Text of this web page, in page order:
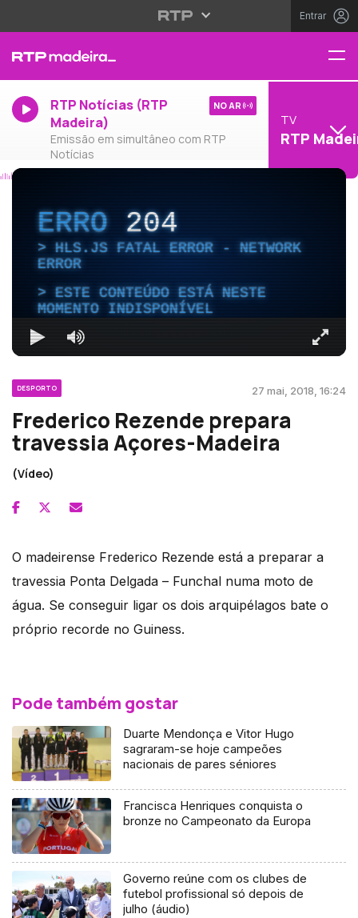
Entrar
RTP Notícias (RTP
Madeira)
Emissão em simultâneo com RTP
Notícias
NO AR
TV
RTP
ERRO204
HLS.JS FATAL ERROR - NETWORK
ERROR
ESTE CONTEÚDO ESTÁ NESTE
MOMENTO INDISPONÍVEL
DESPORTO 27 mai, 2018, 16:24
Frederico Rezende prepara
travessia Açores-Madeira
(Vídeo)
O madeirense Frederico Rezende está a preparar a
travessia Ponta Delgada – Funchal numa moto de
água. Se conseguir ligar os dois arquipélagos bate o
próprio recorde no Guiness.
Pode também gostar
Duarte Mendonça e Vitor Hugo
sagraram-se hoje campeões
nacionais de pares séniores
Francisca Henriques conquista o
bronze no Campeonato da Europa
Governo reúne com os clubes de
futebol profissional só depois de
julho (áudio)